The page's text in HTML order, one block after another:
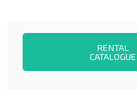
RENTAL
CATALOGUE